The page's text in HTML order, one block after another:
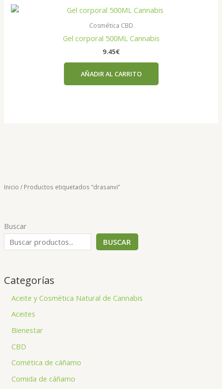
Inicio / Productos etiquetados “drasanvi”
Buscar
BUSCAR
Categorías
Aceite y Cosmética Natural de Cannabis
Aceites
Bienestar
CBD
Comética de cáñamo
Comida de cáñamo
Cosmética CBD
Gel corporal 500ML Cannabis
9.45€
AÑADIR AL CARRITO